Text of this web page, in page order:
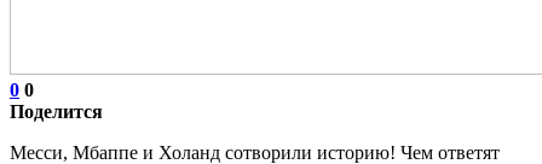
0 0
Поделится
Месси, Мбаппе и Холанд сотворили историю! Чем ответят